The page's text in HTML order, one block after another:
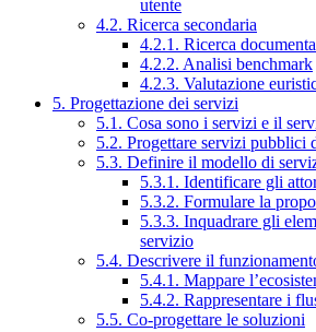
utente
4.2. Ricerca secondaria
4.2.1. Ricerca
4.2.2. Analisi benchmark
4.2.3. Valutazione
5. Progettazione dei servizi
5.1. Cosa sono i servizi e il
5.2. Progettare servizi pubblici
5.3. Definire il modello di
5.3.1. Identificare gli
5.3.2. Formulare la
5.3.3. Inquadrare gli
servizio
5.4. Descrivere il
5.4.1. Mappare
5.4.2. Rappresentare i
5.5. Co-progettare le soluzioni